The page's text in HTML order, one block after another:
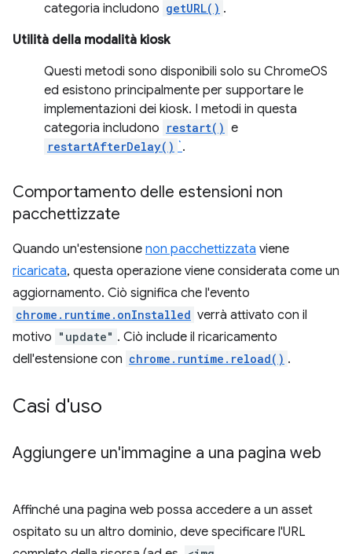
categoria includono getURL() .
Utilità della modalità kiosk
Questi metodi sono disponibili solo su ChromeOS
ed esistono principalmente per supportare le
implementazioni dei kiosk. I metodi in questa
categoria includono restart() e
restartAfterDelay() `.
Comportamento delle estensioni non
pacchettizzate
Quando un'estensione non pacchettizzata viene
ricaricata, questa operazione viene considerata come un
aggiornamento. Ciò significa che l'evento
chrome.runtime.onInstalled verrà attivato con il
motivo "update" . Ciò include il ricaricamento
dell'estensione con chrome.runtime.reload() .
Casi d'uso
Aggiungere un'immagine a una pagina web
Affinché una pagina web possa accedere a un asset
ospitato su un altro dominio, deve specificare l'URL